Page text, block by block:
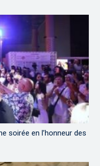
soirée en l’honneur des